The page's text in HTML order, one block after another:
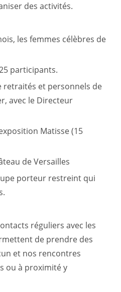
des activités.
les femmes célèbres de
participants.
retraités et personnels de
avec le Directeur
Matisse (15
de Versailles
porteur restreint qui
réguliers avec les
de prendre des
et nos rencontres
ou à proximité y